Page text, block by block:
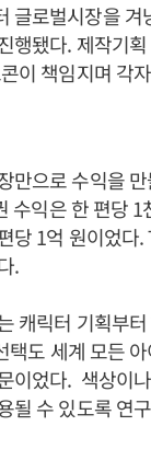
글로벌시장을
행됐다. 제작기
이 책임지며 각
만으로 수익을
수익은 한 편당
당 1억 원이었다
.
캐릭터 기획부
도 세계 모든
이었다. 색상이
될 수 있도록 연